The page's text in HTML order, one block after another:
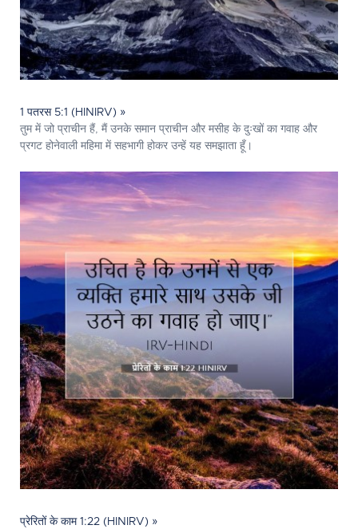
1 पतरस 5:1 (HINIRV) »
तुम में जो प्राचीन हैं, मैं उनके समान प्राचीन और मसीह के दुःखों का गवाह और
प्रगट होनेवाली महिमा में सहभागी होकर उन्हें यह समझाता हूँ।
प्रेरितों के काम 1:22 (HINIRV) »